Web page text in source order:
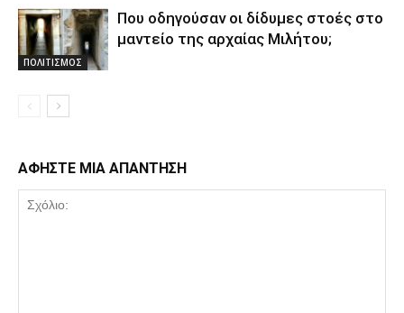
ΠΟΛΙΤΙΣΜΟΣ
Που οδηγούσαν οι δίδυμες στοές στο
μαντείο της αρχαίας Μιλήτου;
ΑΦΗΣΤΕ ΜΙΑ ΑΠΑΝΤΗΣΗ